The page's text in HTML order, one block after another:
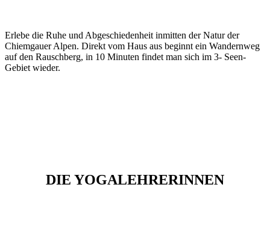
Erlebe die Ruhe und Abgeschiedenheit inmitten der Natur der
Chiemgauer Alpen. Direkt vom Haus aus beginnt ein Wandernweg
auf den Rauschberg, in 10 Minuten findet man sich im 3- Seen-
Gebiet wieder.
DIE YOGALEHRERINNEN